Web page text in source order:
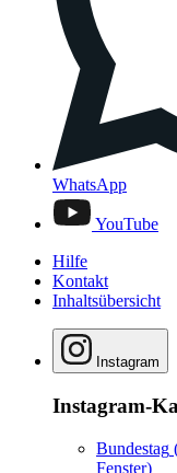
WhatsApp
YouTube
Hilfe
Kontakt
Inhaltsübersicht
Instagram
Instagram-
Bundestag
Fenster)